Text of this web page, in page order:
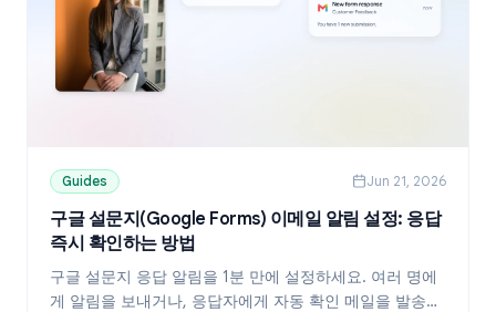
Guides Jun 21, 2026
구글 설문지(Google Forms) 이메일 알림 설정: 응답
즉시 확인하는 방법
구글 설문지 응답 알림을 1분 만에 설정하세요. 여러 명에
게 알림을 보내거나, 응답자에게 자동 확인 메일을 발송하